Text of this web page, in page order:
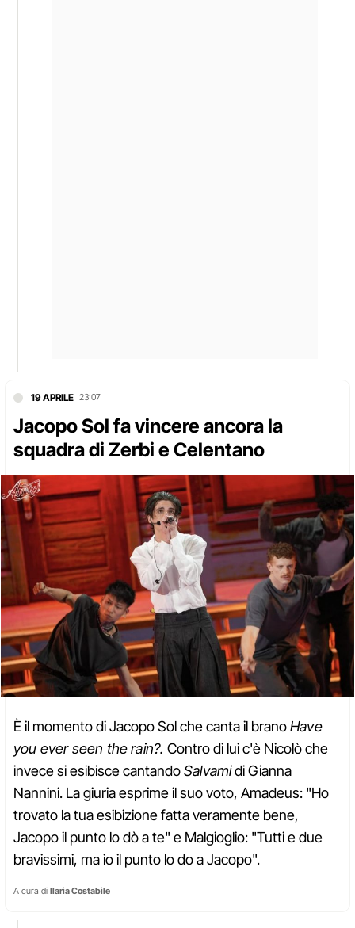
19 APRILE 23:07
Jacopo Sol fa vincere ancora la
squadra di Zerbi e Celentano
È il momento di Jacopo Sol che canta il branoHave
you ever seen the rain?. Contro di lui c'è Nicolò che
invece si esibisce cantandoSalvamidi Gianna
Nannini. La giuria esprime il suo voto, Amadeus: "Ho
trovato la tua esibizione fatta veramente bene,
Jacopo il punto lo dò a te" e Malgioglio: "Tutti e due
bravissimi, ma io il punto lo do a Jacopo".
A cura di Ilaria Costabile